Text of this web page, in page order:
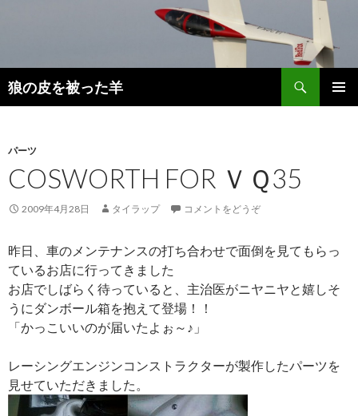
狼の皮を被った羊
検
索
ン
ツ
へ
移
パーツ
COSWORTH FOR ＶＱ35
2009年4月28日 タイラップ コメントをどうぞ
昨日、車のメンテナンスの打ち合わせで面倒を見てもらっ
ているお店に行ってきました
お店でしばらく待っていると、主治医がニヤニヤと嬉しそ
うにダンボール箱を抱えて登場！！
「かっこいいのが届いたよぉ～♪」
レーシングエンジンコンストラクターが製作したパーツを
見せていただきました。